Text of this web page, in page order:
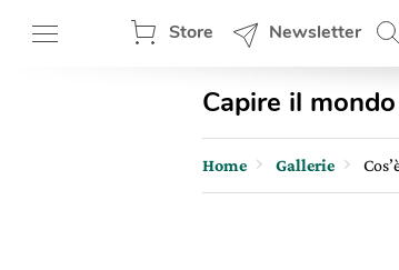
Store Newsletter
Capire il mondo
Home Gallerie